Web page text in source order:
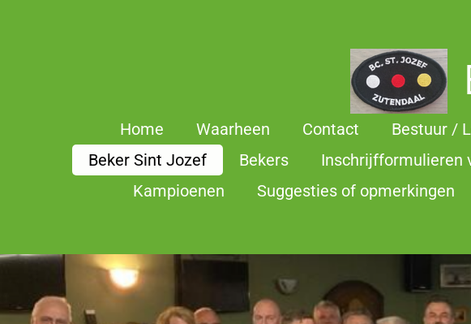
Home Waarheen Contact Bestuur /
Beker Sint Jozef
Bekers Inschrijfformulieren
Kampioenen
Suggesties of opmerkingen